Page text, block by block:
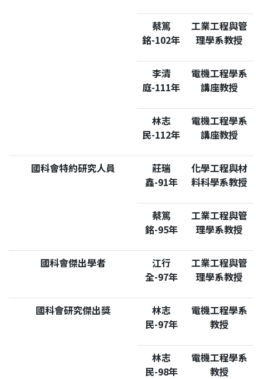
蔡篤
銘-102年
工業工程與管
理學系教授
李清
庭-111年
電機工程學系
講座教授
林志
民-112年
電機工程學系
講座教授
國科會特約研究人員
莊瑞
鑫-91年
化學工程與材
料科學系教授
蔡篤
銘-95年
工業工程與管
理學系教授
國科會傑出學者
江行
全-97年
工業工程與管
理學系教授
國科會研究傑出獎
林志
民-97年
電機工程學系
教授
林志
民-98年
電機工程學系
教授